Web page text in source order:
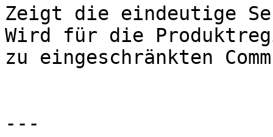
Zeigt die eindeutige
Wird für die
zu eingeschränkten
---